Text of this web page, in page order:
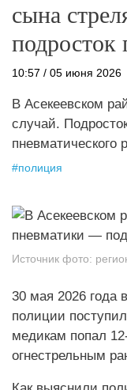
сына
подросток
10:57 / 05 июня 2026
В Асекеевском
случай.
пневматического
#полиция
Источник фото:
30 мая 2026 года
полиции
медикам попал
огнестрельным